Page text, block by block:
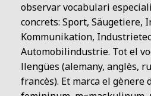
observar vocabulari
concrets: Sport, Säugetiere,
Kommunikation,
Automobilindustrie. Tot el
llengües (alemany, anglès,
francès). Et marca el gènere